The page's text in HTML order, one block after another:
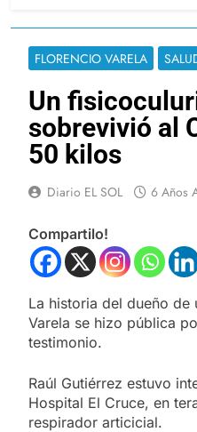
FLORENCIO VARELA
Un
sobrevivió al
50 kilos
Diario EL SOL 6 Años
Compartilo!
La historia del dueño de
Varela se hizo pública
testimonio.
Raúl Gutiérrez estuvo
Hospital El Cruce, en
respirador articicial.